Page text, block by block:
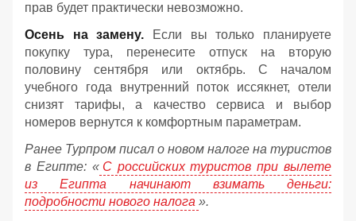
прав будет практически невозможно.
Осень на замену. Если вы только планируете
покупку тура, перенесите отпуск на вторую
половину сентября или октябрь. С началом
учебного года внутренний поток иссякнет, отели
снизят тарифы, а качество сервиса и выбор
номеров вернутся к комфортным параметрам.
Ранее Турпром писал о новом налоге на туристов
в Египте:« С российских туристов при вылете
из Египта начинают взимать деньги:
подробности нового налога ».